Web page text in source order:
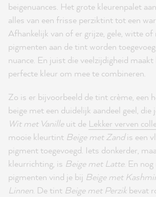
beigenuances. Het grote kleurenpalet
alles van een frisse perziktint tot een
Afhankelijk van of er grijze, gele, witte of
pigmenten aan de tint worden
nuance. En juist die veelzijdigheid
perfecte kleur om mee te combineren.
Zo is er bijvoorbeeld de tint crème, een
beige met een duidelijk aandeel geel,
Wit met Vanilleuit de Lekker verven
mooie kleurtint Beige met Zandis een
pigment toegevoegd. Iets donkerder,
kleurrichting, is Beige met Latte. En
pigmenten vind je bij Beige met
Linnen. De tint Beige met Perzik bevat